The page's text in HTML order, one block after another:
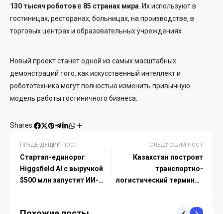
130 тысяч роботовв 85 странах мира . Их используют в
гостиницах, ресторанах, больницах, на производстве, в
торговых центрах и образовательных учреждениях.
Новый проект станет одной из самых масштабных
демонстраций того, как искусственный интеллект и
робототехника могут полностью изменить привычную
модель работы гостиничного бизнеса.
Shares:
ПРЕДЫДУЩИЙ ПОСТ
Стартап-единорог
Higgsfield AI с выручкой
$500 млн запустит ИИ-
СЛЕДУЮЩИЙ ПОСТ
Казахстан построит
транспортно-
логистический терминал